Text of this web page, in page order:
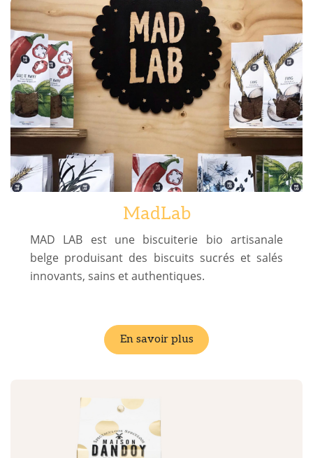
MadLab
MAD LAB est une biscuiterie bio artisanale
belge produisant des biscuits sucrés et salés
innovants, sains et authentiques.
En savoir plus